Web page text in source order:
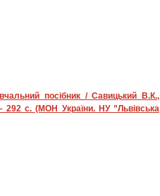
посібник / Савицький В.К.,
292 с. (МОН України. НУ ”Львівська